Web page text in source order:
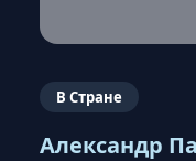
В Стране
Александр